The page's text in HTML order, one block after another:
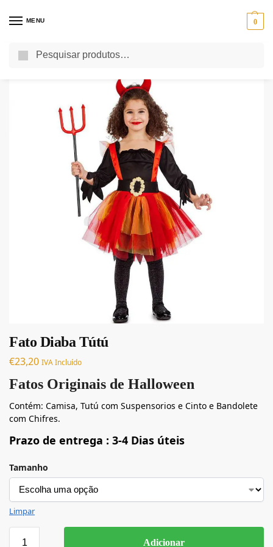
MENU 0
Halloween 2023 / Fatos de Halloween 2023
Fato Diaba Tútú
€23,20 IVA Incluído
Fatos Originais de Halloween
Contém: Camisa, Tutú com Suspensorios e Cinto e Bandolete
com Chifres.
Prazo de entrega : 3-4 Dias úteis
Tamanho
Limpar
Adicionar